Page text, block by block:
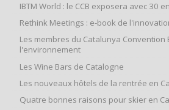
IBTM World : le CCB exposera avec 30
Rethink Meetings : e-book de
Les membres du Catalunya
l'environnement
Les Wine Bars de Catalogne
Les nouveaux hôtels de la rentrée en
Quatre bonnes raisons pour skier en